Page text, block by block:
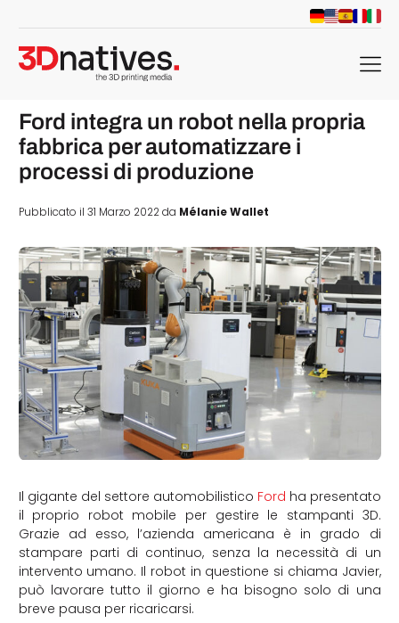
menu
Ford integra un robot nella propria
fabbrica per automatizzare i
processi di produzione
Pubblicato il 31 Marzo 2022 da Mélanie Wallet
Il gigante del settore automobilistico Ford ha presentato
il proprio robot mobile per gestire le stampanti 3D.
Grazie ad esso, l’azienda americana è in grado di
stampare parti di continuo, senza la necessità di un
intervento umano. Il robot in questione si chiama Javier,
può lavorare tutto il giorno e ha bisogno solo di una
breve pausa per ricaricarsi.